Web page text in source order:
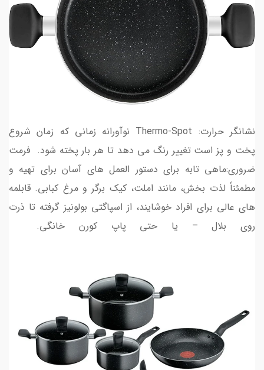
نشانگر حرارت: Thermo-Spot نوآورانه زمانی که زمان شروع
پخت و پز است تغییر رنگ می دهد تا هر بار پخته شود. فرمت
ضروری:ماهی تابه برای دستور العمل های آسان برای تهیه و
مطمئناً لذت بخش، مانند املت، کیک برگر و مرغ کبابی. قابلمه
های عالی برای افراد خوشایند، از اسپاگتی بولونیز گرفته تا ذرت
روی بلال – یا حتی پاپ کورن خانگی.